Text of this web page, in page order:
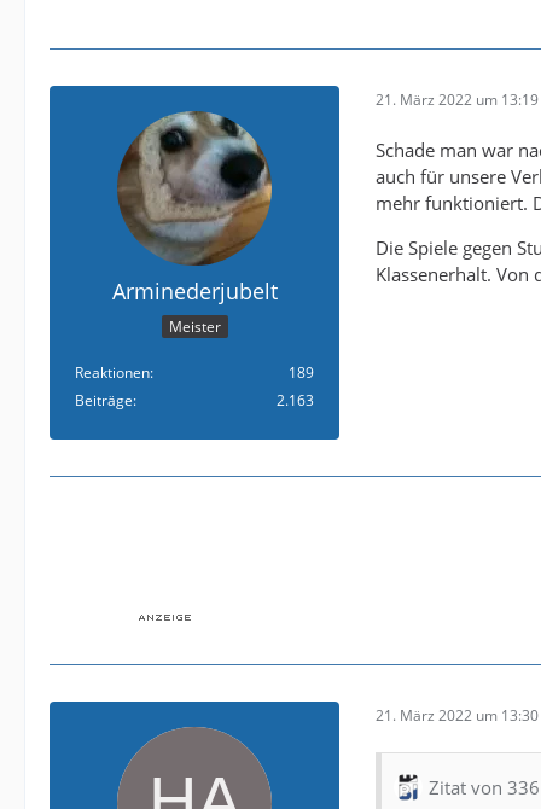
diese Lethargie
man immer.
Kann ja sein das
ist weg.
Arminederjubelt
Meister
Reaktionen
189
Beiträge
2.163
21. März 2022 um 13:19
Schade man war
auch für unsere
mehr funktioniert.
Die Spiele gegen
Klassenerhalt. Von
21. März 2022 um 13:30
Zitat von